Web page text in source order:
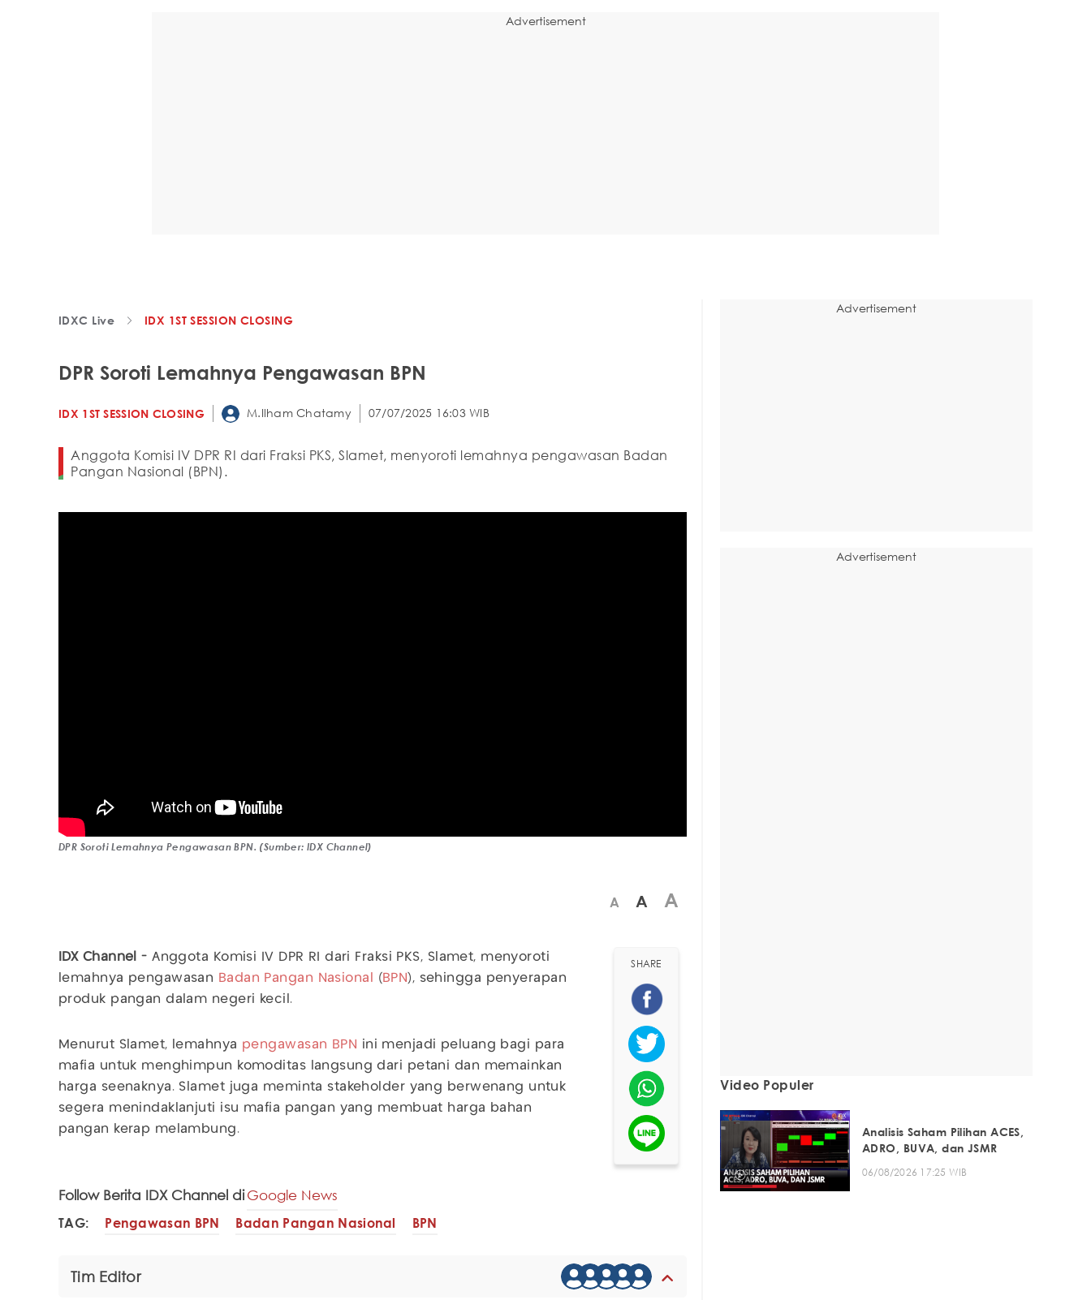
Advertisement
IDXC Live IDX 1ST SESSION CLOSING
DPR Soroti Lemahnya Pengawasan BPN
IDX 1ST SESSION CLOSING M.Ilham Chatamy 07/07/2025 16:03 WIB
Anggota Komisi IV DPR RI dari Fraksi PKS, Slamet, menyoroti lemahnya pengawasan Badan
Pangan Nasional (BPN).
DPR Soroti Lemahnya Pengawasan BPN. (Sumber: IDX Channel)
A A A
IDX Channel - Anggota Komisi IV DPR RI dari Fraksi PKS, Slamet, menyoroti
lemahnya pengawasan Badan Pangan Nasional ( BPN ), sehingga penyerapan
produk pangan dalam negeri kecil.
Menurut Slamet, lemahnya pengawasan BPN ini menjadi peluang bagi para
mafia untuk menghimpun komoditas langsung dari petani dan memainkan
harga seenaknya. Slamet juga meminta stakeholder yang berwenang untuk
segera menindaklanjuti isu mafia pangan yang membuat harga bahan
pangan kerap melambung.
SHARE
Follow Berita IDX Channel diGoogle News
TAG: Pengawasan BPN Badan Pangan Nasional BPN
Tim Editor
Advertisement
Advertisement
Video Populer
Analisis Saham Pilihan ACES,
ADRO, BUVA, dan JSMR
06/08/2026 17:25 WIB